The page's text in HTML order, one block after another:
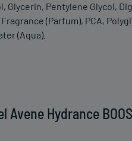
Glycerin, Pentylene Glycol,
(Parfum), PCA,
(Aqua).
Hydrance